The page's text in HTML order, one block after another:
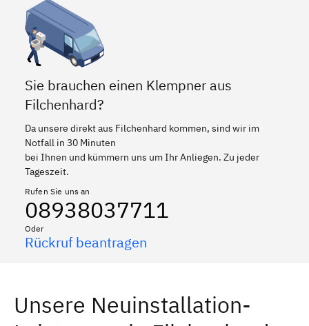
Sie brauchen einen Klempner aus
Filchenhard?
Da unsere direkt aus Filchenhard kommen, sind wir im
Notfall in 30 Minuten
bei Ihnen und kümmern uns um Ihr Anliegen. Zu jeder
Tageszeit.
Rufen Sie uns an
08938037711
Oder
Rückruf beantragen
Unsere Neuinstallation-